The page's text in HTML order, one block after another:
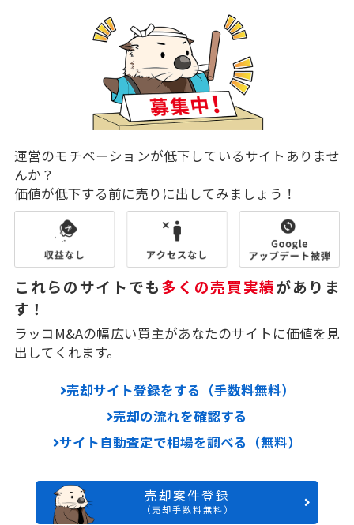
運営のモチベーションが低下しているサイトありませ
んか？
価値が低下する前に売りに出してみましょう！
これらのサイトでも多くの売買実績がありま
す！
ラッコM&Aの幅広い買主があなたのサイトに価値を見
出してくれます。
売却サイト登録をする（手数料無料）
売却の流れを確認する
サイト自動査定で相場を調べる（無料）
売却案件登録
（売却手数料無料）